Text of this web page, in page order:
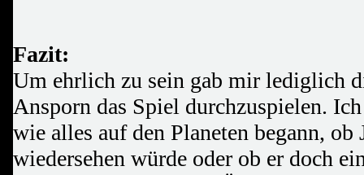
Fazit:
Um ehrlich zu sein gab mir lediglich
Ansporn das Spiel durchzuspielen.
wie alles auf den Planeten begann,
wiedersehen würde oder ob er doch